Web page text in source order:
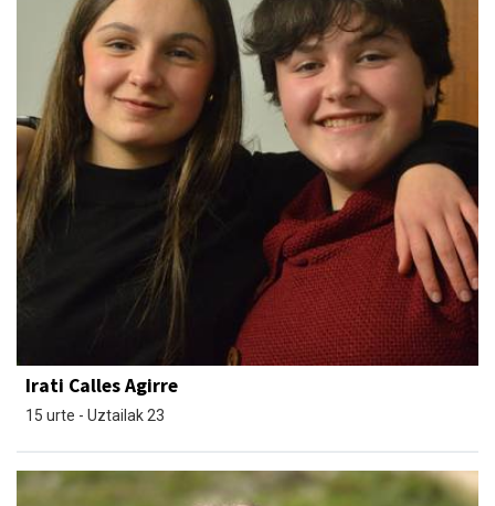
Irati Calles Agirre
15 urte - Uztailak 23